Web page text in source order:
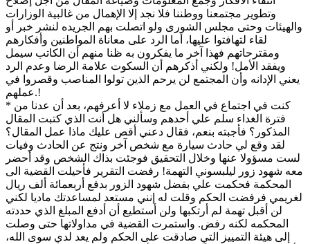
وتطوير مجتمعنا ووطننا فلا نجد إلا الإهمال من غالبية الوزارات
والهيئات وحتى مجلس الشورى ولو اتصلت بهم الجريده لنشر خبر أو
لقاء لتهافتوا عليها، أما الرد على معاناة المواطنين وأفكارهم
ومقترحاتهم فهذا آخر ما يفكرون به ظنا منهم أن الكاتب سيمل
ويفقد الأمل! ولكني أذكرهم أن السكوت علامة الرضا وعدم الرد
يعني الإدانه وأن المجتمع لن يرحم الذين تولوا المناصب وقصروا في
عملهم.!
* كنت في اجتماع في العمل مع زملاء لا أعرفهم، بعد أن عدنا من
فترة الغداء سلم علي أحدهم وسألني هل أنت الذي كتبت المقال
المذكور؟ فأجبته بنعم، فقال دعني أقص عليك ماذا عمل المقال؟
لقد وقع لي حادث سيارة مع شخص آخر ونتج عن الحادث وفيات
لست مسؤولا عنها وخلال التحقيق فوجئت بذاك الشخص وقد أحضر
معه شهود زور ليلبسوني التهمة! رفضت التقرير فأحيلت القضية الى
المحكمة فحكمت علي بفضل شهود الزور بدفع أربعمائة ألف ريال
لغريمي فرفضت الحكم وقلت له إنني مستعد لمساعدتك ماديا لكني
لن أقبل تهمة لم أرتكبها ولن أستطيع أن أدفع المبلغ الذي حددته
المحكمه لكنه رفض. واستمرت القضية في مداولاتها حتى وصلت
إلى هيئة التمييز التي صادقت على الحكم ولم يعد لدي سوى الله،